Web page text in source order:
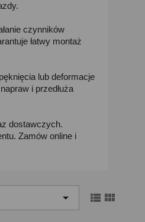
czynników
łatwy montaż
lub deformacje
i przedłuża
dostawczych.
Zamów online i
  